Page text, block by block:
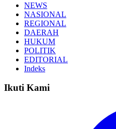
NEWS
NASIONAL
REGIONAL
DAERAH
HUKUM
POLITIK
EDITORIAL
Indeks
Ikuti Kami